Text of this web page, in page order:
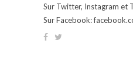
Sur Twitter, Instagram et
Sur Facebook: